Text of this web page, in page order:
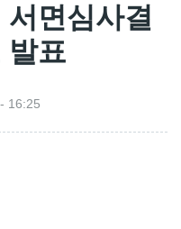
면심사결
발표
16:25